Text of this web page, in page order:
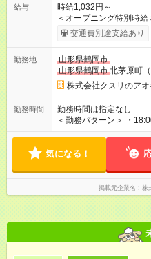
給与
時給1,032円～
＜オープニング特別時
別時給 8:30～17:00 時
※2026年12月21日～通
降 25％増し（営業店舗のみ） 【手当】 ※登録販
あり（時給＋30円） ※2026年12月21日～適用 ★下記当社条件
に対応できる方は時給
＋168円 ★当社条件★ 1.月の半分以上 水 日曜日出勤可能な方 2.
当社近隣店舗へのヘルプ
で勤務可能な方 a 8:30～
交通費別途支給あり
勤務地
山形県鶴岡市
山形県鶴岡市北茅原町
株式会社クスリのアオ
勤務時間
勤務時間は指定なし
＜勤務パターン＞ ・
上 ※1日の実働時間が法
気になる！
掲載元企業名 株